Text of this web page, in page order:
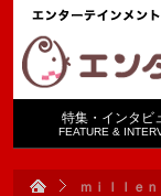
特集・インタビ
FEATURE &
ｍｉｌｌｅ